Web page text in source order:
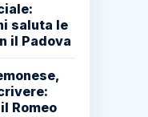
saluta le
il Padova
Romeo